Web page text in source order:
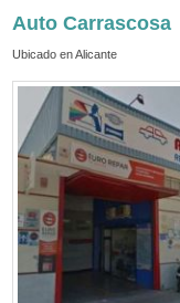
Auto Carrascosa
Ubicado en Alicante